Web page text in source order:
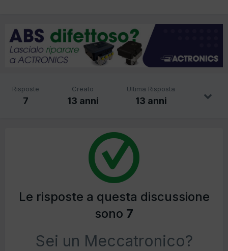
Risposte
7
Creato
13 anni
Ultima Risposta
13 anni
Le risposte a questa discussione
sono 7
Sei un Meccatronico?